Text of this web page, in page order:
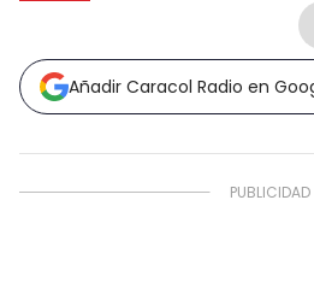
Añadir Caracol Radio en